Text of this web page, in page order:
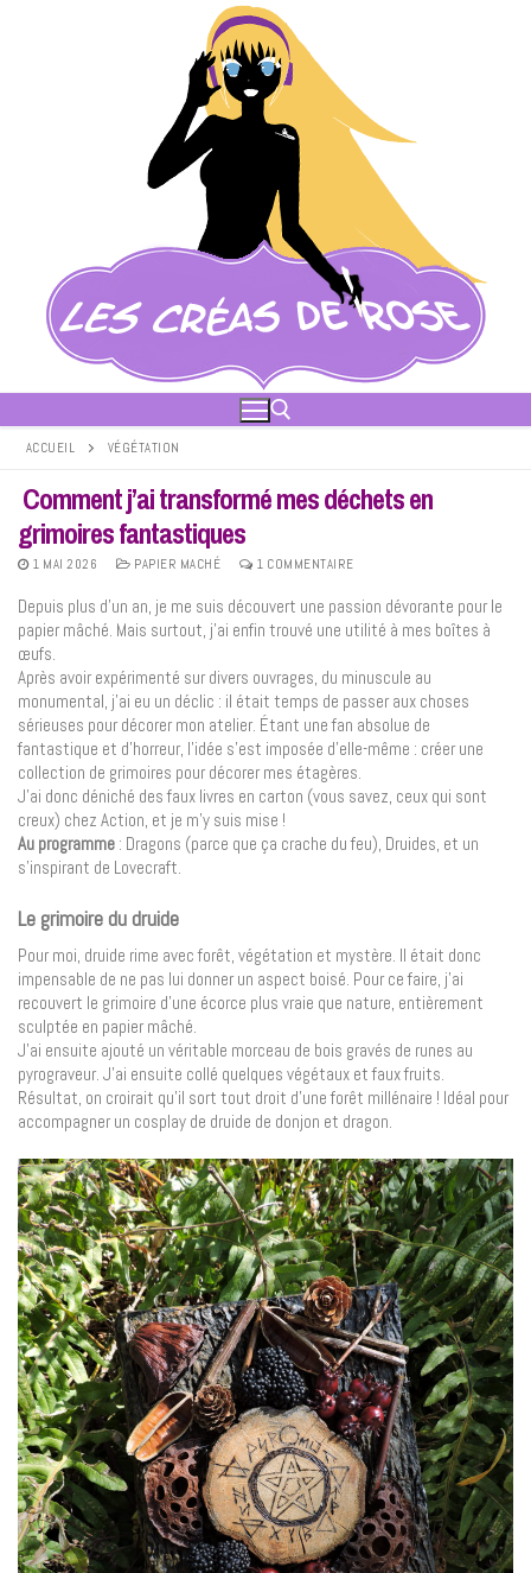
Rechercher :
ACCUEIL VÉGÉTATION
Comment j’ai transformé mes déchets en
grimoires fantastiques
1 MAI 2026 PAPIER MACHÉ 1 COMMENTAIRE
Depuis plus d’un an, je me suis découvert une passion dévorante pour le
papier mâché. Mais surtout, j’ai enfin trouvé une utilité à mes boîtes à
œufs.
Après avoir expérimenté sur divers ouvrages, du minuscule au
monumental, j’ai eu un déclic : il était temps de passer aux choses
sérieuses pour décorer mon atelier. Étant une fan absolue de
fantastique et d’horreur, l’idée s’est imposée d’elle-même : créer une
collection de grimoires pour décorer mes étagères.
J’ai donc déniché des faux livres en carton (vous savez, ceux qui sont
creux) chez Action, et je m’y suis mise !
Au programme : Dragons (parce que ça crache du feu), Druides, et un
s’inspirant de Lovecraft.
Le grimoire du druide
Pour moi, druide rime avec forêt, végétation et mystère. Il était donc
impensable de ne pas lui donner un aspect boisé. Pour ce faire, j’ai
recouvert le grimoire d’une écorce plus vraie que nature, entièrement
sculptée en papier mâché.
J’ai ensuite ajouté un véritable morceau de bois gravés de runes au
pyrograveur. J’ai ensuite collé quelques végétaux et faux fruits.
Résultat, on croirait qu’il sort tout droit d’une forêt millénaire ! Idéal pour
accompagner un cosplay de druide de donjon et dragon.